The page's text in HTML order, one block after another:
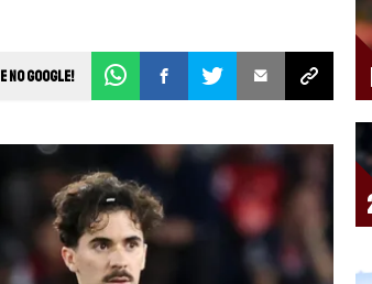
no Google!